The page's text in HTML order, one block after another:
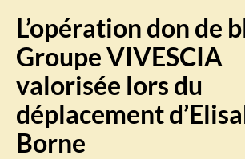
L’opération don de
Groupe VIVESCIA
valorisée lors du
déplacement
Borne